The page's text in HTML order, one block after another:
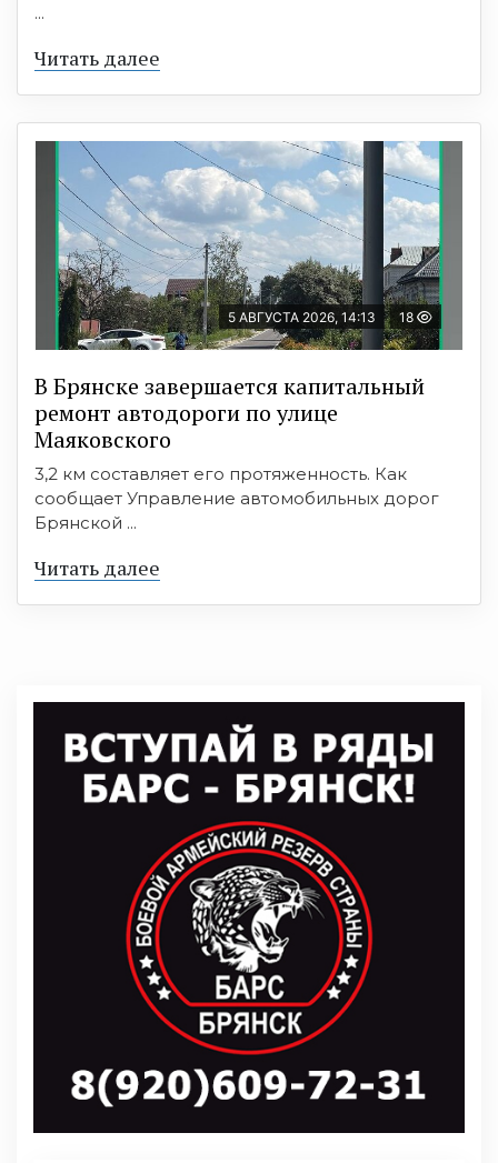
...
Читать далее
5 АВГУСТА 2026, 14:13 18
В Брянске завершается капитальный
ремонт автодороги по улице
Маяковского
3,2 км составляет его протяженность. Как
сообщает Управление автомобильных дорог
Брянской ...
Читать далее